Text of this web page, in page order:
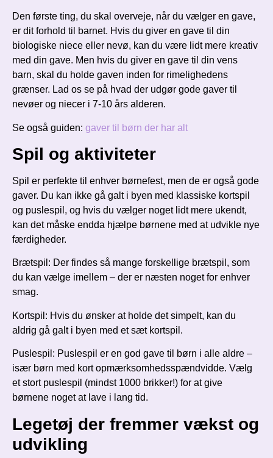
Den første ting, du skal overveje, når du vælger en gave,
er dit forhold til barnet. Hvis du giver en gave til din
biologiske niece eller nevø, kan du være lidt mere kreativ
med din gave. Men hvis du giver en gave til din vens
barn, skal du holde gaven inden for rimelighedens
grænser. Lad os se på hvad der udgør gode gaver til
nevøer og niecer i 7-10 års alderen.
Se også guiden: gaver til børn der har alt
Spil og aktiviteter
Spil er perfekte til enhver børnefest, men de er også gode
gaver. Du kan ikke gå galt i byen med klassiske kortspil
og puslespil, og hvis du vælger noget lidt mere ukendt,
kan det måske endda hjælpe børnene med at udvikle nye
færdigheder.
Brætspil: Der findes så mange forskellige brætspil, som
du kan vælge imellem – der er næsten noget for enhver
smag.
Kortspil: Hvis du ønsker at holde det simpelt, kan du
aldrig gå galt i byen med et sæt kortspil.
Puslespil: Puslespil er en god gave til børn i alle aldre –
især børn med kort opmærksomhedsspændvidde. Vælg
et stort puslespil (mindst 1000 brikker!) for at give
børnene noget at lave i lang tid.
Legetøj der fremmer vækst og
udvikling